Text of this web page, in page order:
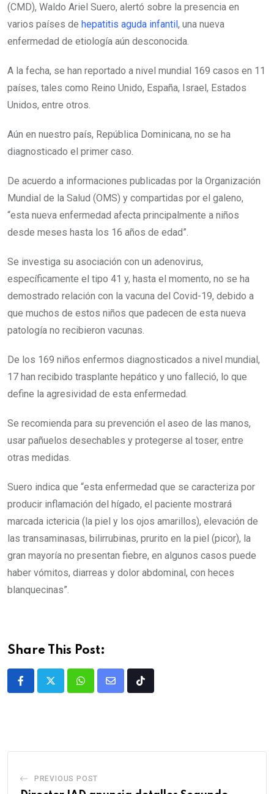
(CMD), Waldo Ariel Suero, alertó sobre la presencia en
varios países de hepatitis aguda infantil, una nueva
enfermedad de etiología aún desconocida.
A la fecha, se han reportado a nivel mundial 169 casos en 11
países, tales como Reino Unido, España, Israel, Estados
Unidos, entre otros.
Aún en nuestro país, República Dominicana, no se ha
diagnosticado el primer caso.
De acuerdo a informaciones publicadas por la Organización
Mundial de la Salud (OMS) y compartidas por el galeno,
“esta nueva enfermedad afecta principalmente a niños
desde meses hasta los 16 años de edad”.
Se investiga su asociación con un adenovirus,
específicamente el tipo 41 y, hasta el momento, no se ha
demostrado relación con la vacuna del Covid-19, debido a
que muchos de estos niños que padecen de esta nueva
patología no recibieron vacunas.
De los 169 niños enfermos diagnosticados a nivel mundial,
17 han recibido trasplante hepático y uno falleció, lo que
define la agresividad de esta enfermedad.
Se recomienda para su prevención el aseo de las manos,
usar pañuelos desechables y protegerse al toser, entre
otras medidas.
Suero indica que “esta enfermedad que se caracteriza por
producir inflamación del hígado, el paciente mostrará
marcada ictericia (la piel y los ojos amarillos), elevación de
las transaminasas, bilirrubinas, prurito en la piel (picor), la
gran mayoría no presentan fiebre, en algunos casos puede
haber vómitos, diarreas y dolor abdominal, con heces
blanquecinas”.
Share This Post:
PREVIOUS POST